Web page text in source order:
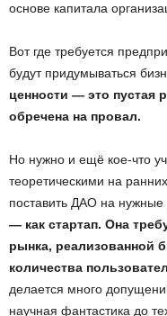
основе капитала
Вот где требуется
будут придумываться
ценности — это пустая
обречена на провал.
Но нужно и ещё кое-что
теоретическими на
поставить ДАО на
— как стартап. Она
рынка, реализованной
количества
делается много
научная фантастика до